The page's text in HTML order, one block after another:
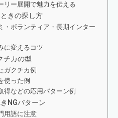
リー展開で魅力を伝える
きの探し方
・ボランティア・長期インター
に変えるコツ
チカの型
ガクチカ例
使った例
得などの応用パターン例
NGパターン
用語に注意